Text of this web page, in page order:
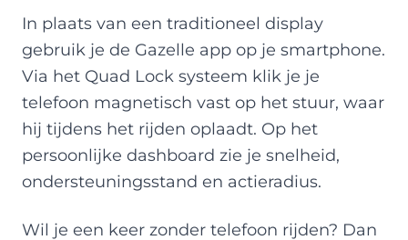
In plaats van een traditioneel display
gebruik je de Gazelle app op je smartphone.
Via het Quad Lock systeem klik je je
telefoon magnetisch vast op het stuur, waar
hij tijdens het rijden oplaadt. Op het
persoonlijke dashboard zie je snelheid,
ondersteuningsstand en actieradius.
Wil je een keer zonder telefoon rijden? Dan